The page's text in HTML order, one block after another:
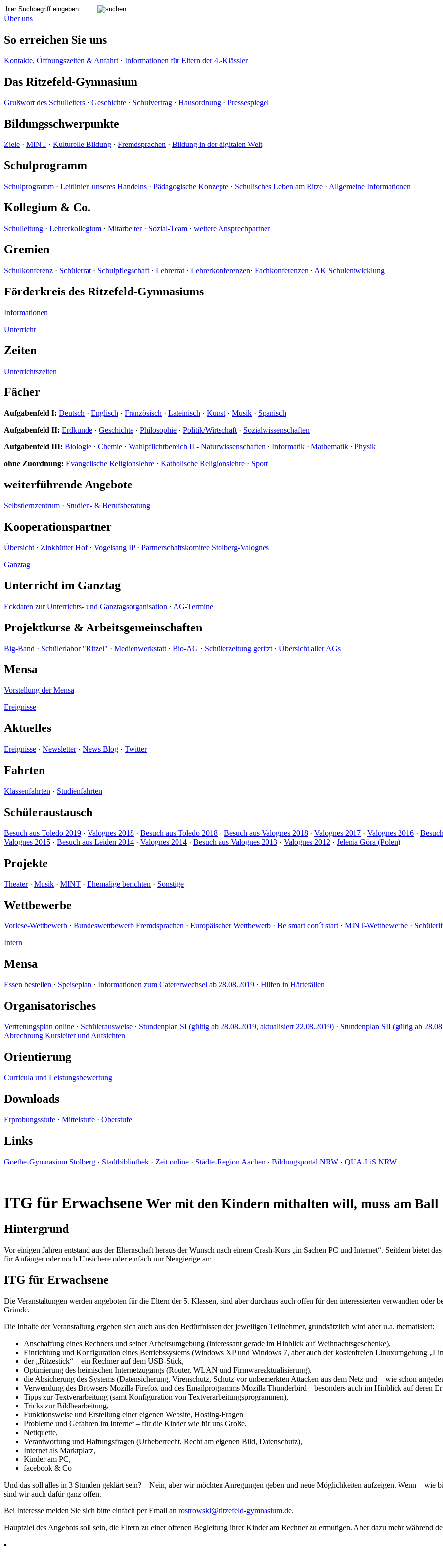
Über uns
So erreichen Sie uns
Kontakte, Öffnungszeiten & Anfahrt · Informationen für Eltern der 4.-Klässler
Das Ritzefeld-Gymnasium
Grußwort des Schulleiters · Geschichte · Schulvertrag · Hausordnung · Pressespiegel
Bildungsschwerpunkte
Ziele · MINT · Kulturelle Bildung · Fremdsprachen · Bildung in der digitalen Welt
Schulprogramm
Schulprogramm · Leitlinien unseres Handelns · Pädagogische Konzepte · Schulisches Leben am Ritze · Allgemeine Informationen
Kollegium & Co.
Schulleitung · Lehrerkollegium · Mitarbeiter· Sozial-Team · weitere Ansprechpartner
Gremien
Schulkonferenz · Schülerrat · Schulpflegschaft · Lehrerrat · Lehrerkonferenzen· Fachkonferenzen · AK Schulentwicklung
Förderkreis des Ritzefeld-Gymnasiums
Informationen
Unterricht
Zeiten
Unterrichtszeiten
Fächer
Aufgabenfeld I: Deutsch · Englisch · Französisch · Lateinisch · Kunst · Musik · Spanisch
Aufgabenfeld II: Erdkunde · Geschichte · Philosophie · Politik/Wirtschaft · Sozialwissenschaften
Aufgabenfeld III: Biologie · Chemie · Wahlpflichtbereich II - Naturwissenschaften · Informatik · Mathematik · Physik
ohne Zuordnung: Evangelische Religionslehre · Katholische Religionslehre · Sport
weiterführende Angebote
Selbstlernzentrum · Studien- & Berufsberatung
Kooperationspartner
Übersicht · Zinkhütter Hof· Vogelsang IP· Partnerschaftskomitee Stolberg-Valognes
Ganztag
Unterricht im Ganztag
Eckdaten zur Unterrichts- und Ganztagsorganisation · AG-Termine
Projektkurse & Arbeitsgemeinschaften
Big-Band · Schülerlabor "Ritzel" · Medienwerkstatt · Bio-AG · Schülerzeitung geritzt · Übersicht aller AGs
Mensa
Vorstellung der Mensa
Ereignisse
Aktuelles
Ereignisse · Newsletter· News Blog · Twitter
Fahrten
Klassenfahrten · Studienfahrten
Schüleraustausch
Besuch aus Toledo 2019 · Valognes 2018 · Besuch aus Toledo 2018 · Besuch aus Valognes 2018 · Valognes 2017 · Valognes 2016 ·
Valognes 2015 · Besuch aus Leiden 2014 · Valognes 2014 · Besuch aus Valognes 2013 · Valognes 2012 · Jelenia Góra (Polen)
Projekte
Theater· Musik · MINT · Ehemalige berichten · Sonstige
Wettbewerbe
Vorlese-Wettbewerb · Bundeswettbewerb Fremdsprachen · Europäischer Wettbewerb · Be smart don´t start· MINT-Wettbewerbe ·
Intern
Mensa
Essen bestellen · Speiseplan · Informationen zum Catererwechsel ab 28.08.2019 · Hilfen in Härtefällen
Organisatorisches
Vertretungsplan online · Schülerausweise · Stundenplan SI (gültig ab 28.08.2019, aktualisiert 22.08.2019) · Stundenplan SII (gültig ab
Abrechnung Kursleiter und Aufsichten
Orientierung
Curricula und Leistungsbewertung
Downloads
Erprobungsstufe · Mittelstufe · Oberstufe
Links
Goethe-Gymnasium Stolberg · Stadtbibliothek · Zeit online · Städte-Region Aachen · Bildungsportal NRW · QUA-LiS NRW
ITG für Erwachsene Wer mit den Kindern mithalten will, muss am Ball
Hintergrund
Vor einigen Jahren entstand aus der Elternschaft heraus der Wunsch nach einem Crash-Kurs „in Sachen PC und Internet“. Seitdem bietet
für Anfänger oder noch Unsichere oder einfach nur Neugierige an:
ITG für Erwachsene
Die Veranstaltungen werden angeboten für die Eltern der 5. Klassen, sind aber durchaus auch offen für den interessierten verwandten oder
Gründe.
Die Inhalte der Veranstaltung ergeben sich auch aus den Bedürfnissen der jeweiligen Teilnehmer, grundsätzlich wird aber u.a. thematisiert:
Anschaffung eines Rechners und seiner Arbeitsumgebung (interessant gerade im Hinblick auf Weihnachtsgeschenke),
Einrichtung und Konfiguration eines Betriebssystems (Windows XP und Windows 7, aber auch der kostenfreien Linuxumgebung
der „Ritzestick“ – ein Rechner auf dem USB-Stick,
Optimierung des heimischen Internetzugangs (Router, WLAN und Firmwareaktualisierung),
die Absicherung des Systems (Datensicherung, Virenschutz, Schutz vor unbemerkten Attacken aus dem Netz und – wie schon
Verwendung des Browsers Mozilla Firefox und des Emailprogramms Mozilla Thunderbird – besonders auch im Hinblick auf deren
Tipps zur Textverarbeitung (samt Konfiguration von Textverarbeitungsprogrammen),
Tricks zur Bildbearbeitung,
Funktionsweise und Erstellung einer eigenen Website, Hosting-Fragen
Probleme und Gefahren im Internet – für die Kinder wie für uns Große,
Netiquette,
Verantwortung und Haftungsfragen (Urheberrecht, Recht am eigenen Bild, Datenschutz),
Internet als Marktplatz,
Kinder am PC,
facebook & Co
Und das soll alles in 3 Stunden geklärt sein? – Nein, aber wir möchten Anregungen geben und neue Möglichkeiten aufzeigen. Wenn – wie
sind wir auch dafür ganz offen.
Bei Interesse melden Sie sich bitte einfach per Email an rostrowski@ritzefeld-gymnasium.de.
Hauptziel des Angebots soll sein, die Eltern zu einer offenen Begleitung ihrer Kinder am Rechner zu ermutigen. Aber dazu mehr während